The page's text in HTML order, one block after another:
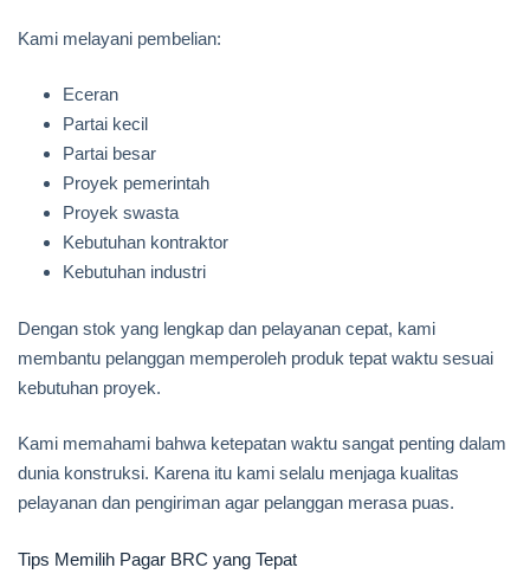
Kami melayani pembelian:
Eceran
Partai kecil
Partai besar
Proyek pemerintah
Proyek swasta
Kebutuhan kontraktor
Kebutuhan industri
Dengan stok yang lengkap dan pelayanan cepat, kami
membantu pelanggan memperoleh produk tepat waktu sesuai
kebutuhan proyek.
Kami memahami bahwa ketepatan waktu sangat penting dalam
dunia konstruksi. Karena itu kami selalu menjaga kualitas
pelayanan dan pengiriman agar pelanggan merasa puas.
Tips Memilih Pagar BRC yang Tepat